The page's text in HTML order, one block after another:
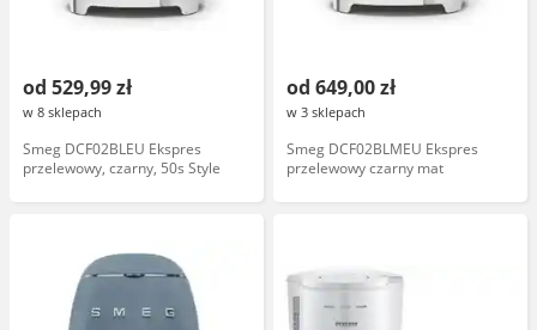
od 529,99 zł
w 8 sklepach
Smeg DCF02BLEU Ekspres
przelewowy, czarny, 50s Style
od 649,00 zł
w 3 sklepach
Smeg DCF02BLMEU Ekspres
przelewowy czarny mat